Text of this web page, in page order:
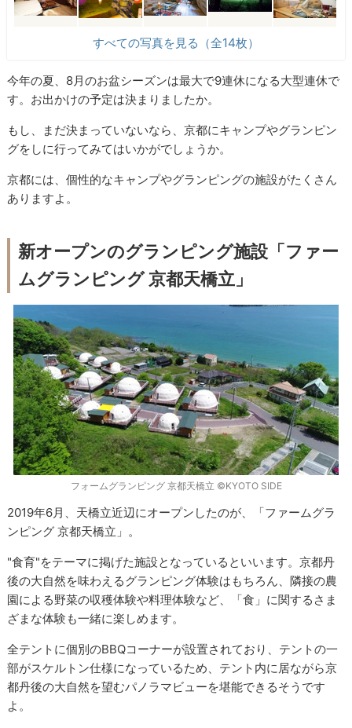
すべての写真を見る（全14枚）
今年の夏、8月のお盆シーズンは最大で9連休になる大型連休で
す。お出かけの予定は決まりましたか。
もし、まだ決まっていないなら、京都にキャンプやグランピン
グをしに行ってみてはいかがでしょうか。
京都には、個性的なキャンプやグランピングの施設がたくさん
ありますよ。
新オープンのグランピング施設「ファー
ムグランピング 京都天橋立」
フォームグランピング 京都天橋立 ©KYOTO SIDE
2019年6月、天橋立近辺にオープンしたのが、「ファームグラ
ンピング 京都天橋立」。
"食育"をテーマに掲げた施設となっているといいます。京都丹
後の大自然を味わえるグランピング体験はもちろん、隣接の農
園による野菜の収穫体験や料理体験など、「食」に関するさま
ざまな体験も一緒に楽しめます。
全テントに個別のBBQコーナーが設置されており、テントの一
部がスケルトン仕様になっているため、テント内に居ながら京
都丹後の大自然を望むパノラマビューを堪能できるそうです
よ。